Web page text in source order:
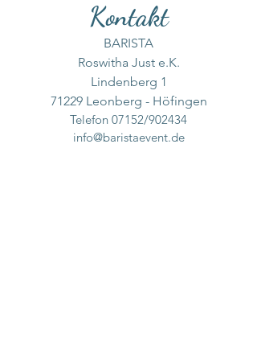
Kontakt
BARISTA
Roswitha Just e.K.
Lindenberg 1
71229 Leonberg - Höfingen
Telefon 07152/902434
info@baristaevent.de